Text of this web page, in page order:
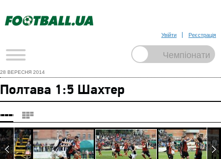
Увійти Реєстрація
28 ВЕРЕСНЯ 2014
Полтава 1:5 Шахтер